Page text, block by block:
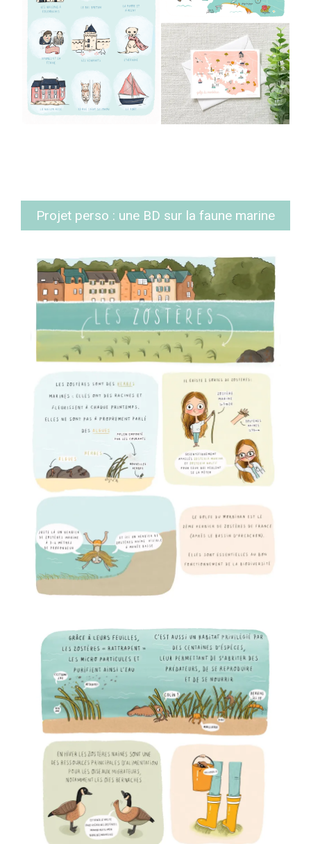
Projet perso : une BD sur la faune marine